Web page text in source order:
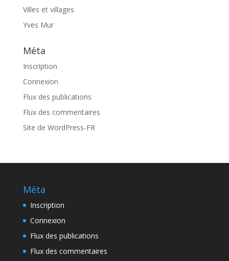
Villes et villages
Yves Mur
Méta
Inscription
Connexion
Flux des publications
Flux des commentaires
Site de WordPress-FR
Méta
Inscription
Connexion
Flux des publications
Flux des commentaires